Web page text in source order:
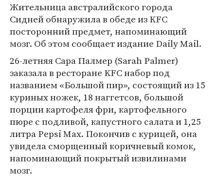
Жительница австралийского города
Сидней обнаружила в обеде из KFC
посторонний предмет, напоминающий
мозг. Об этом сообщает издание Daily Mail.
26-летняя Сара Палмер (Sarah Palmer)
заказала в ресторане KFC набор под
названием «Большой пир», состоящий из 15
куриных ножек, 18 наггетсов, большой
порции картофеля фри, картофельного
пюре с подливой, капустного салата и 1,25
литра Pepsi Max. Покончив с курицей, она
увидела сморщенный коричневый комок,
напоминающий покрытый извилинами
мозг.